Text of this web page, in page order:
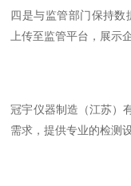
四是与监管部门保持数
上传至监管平台，展示
冠宇仪器制造（江苏）
需求，提供专业的检测